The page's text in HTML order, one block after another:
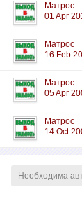
Матрос
01 Apr
Матрос
16 Feb
Матрос
05 Apr
Матрос
14 Oct
Необходима